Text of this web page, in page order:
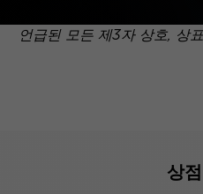
언급된 모든 제3자 상호, 상
상점